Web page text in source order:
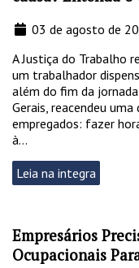
03 de agosto de
A Justiça do Trabalho
um trabalhador
além do fim da
Gerais, reacendeu
empregados: fazer
à...
Leia na integra
Empresários
Ocupacionais